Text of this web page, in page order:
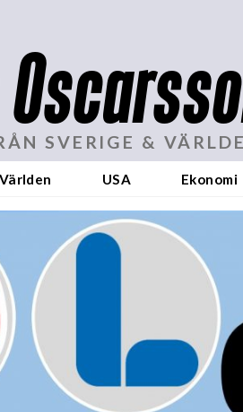
SVERIGE &
Världen USA Ekonomi